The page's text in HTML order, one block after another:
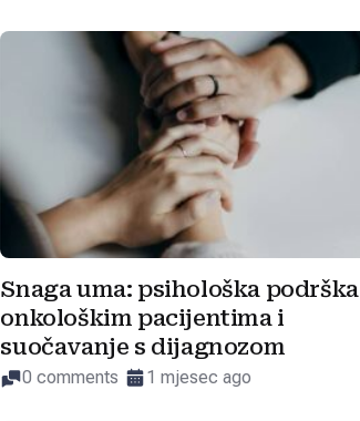
Snaga uma: psihološka podrška
onkološkim pacijentima i
suočavanje s dijagnozom
0 comments 1 mjesec ago